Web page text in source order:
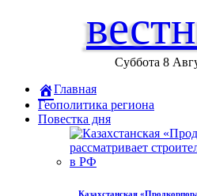
Суббота 8
Главная
Геополитика региона
Повестка дня
Казахстанская